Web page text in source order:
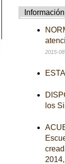
Información
2015-
los